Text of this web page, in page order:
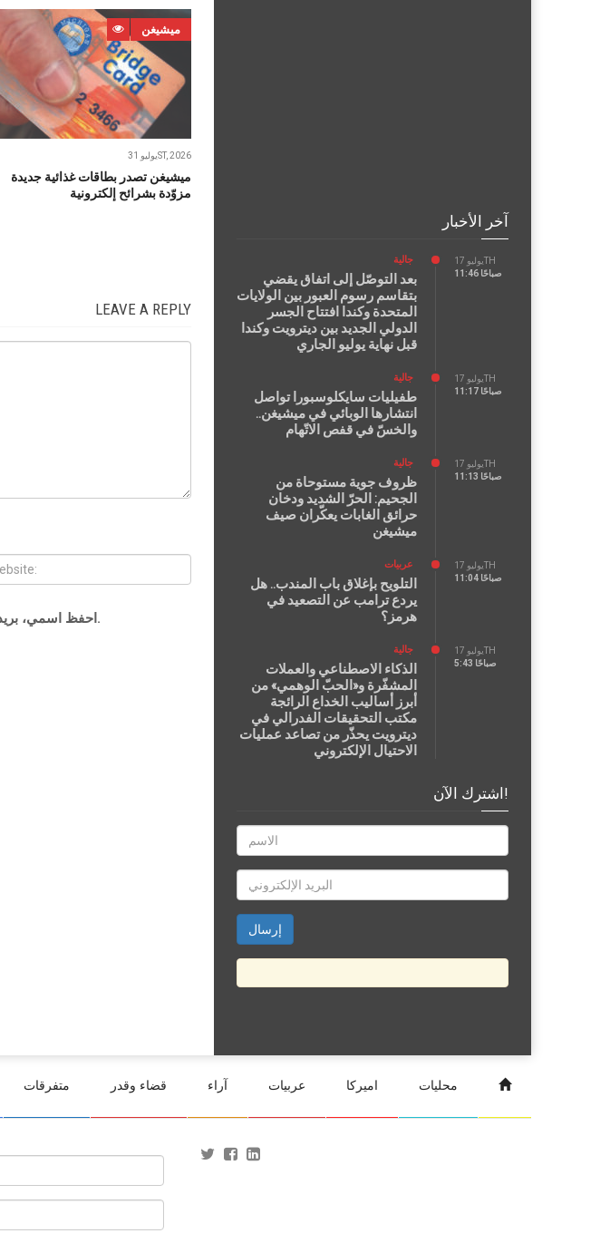
ميشيغن
يوليو 31ST, 2026
ميشيغن تصدر بطاقات غذائية جديدة
مزوّدة بشرائح إلكترونية
LEAVE A REPLY
احفظ اسمي، بريدي الإلكتروني، والموقع الإلكتروني في هذا المتصفح لاستخدامها المرة المقبلة في تعليقي.
آخر الأخبار
يوليو 17TH
11:46 صباحًا
جالية
بعد التوصّل إلى اتفاق يقضي
بتقاسم رسوم العبور بين الولايات
المتحدة وكندا افتتاح الجسر
الدولي الجديد بين ديترويت وكندا
قبل نهاية يوليو الجاري
يوليو 17TH
11:17 صباحًا
جالية
طفيليات سايكلوسبورا تواصل
انتشارها الوبائي في ميشيغن..
والخسّ في قفص الاتّهام
يوليو 17TH
11:13 صباحًا
جالية
ظروف جوية مستوحاة من
الجحيم: الحرّ الشديد ودخان
حرائق الغابات يعكّران صيف
ميشيغن
يوليو 17TH
11:04 صباحًا
عربيات
التلويح بإغلاق باب المندب.. هل
يردع ترامب عن التصعيد في
هرمز؟
يوليو 17TH
5:43 صباحًا
جالية
الذكاء الاصطناعي والعملات
المشفّرة و«الحبّ الوهمي» من
أبرز أساليب الخداع الرائجة
مكتب التحقيقات الفدرالي في
ديترويت يحذّر من تصاعد عمليات
الاحتيال الإلكتروني
اشترك الآن!
محليات اميركا عربيات آراء قضاء وقدر متفرقات